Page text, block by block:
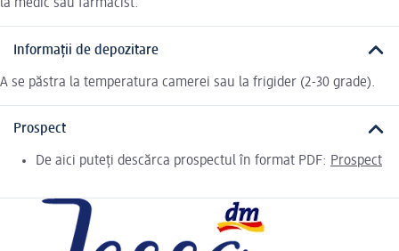
la medic sau farmacist.
Informații de depozitare
A se păstra la temperatura camerei sau la frigider (2-30 grade).
Prospect
De aici puteți descărca prospectul în format PDF: Prospect